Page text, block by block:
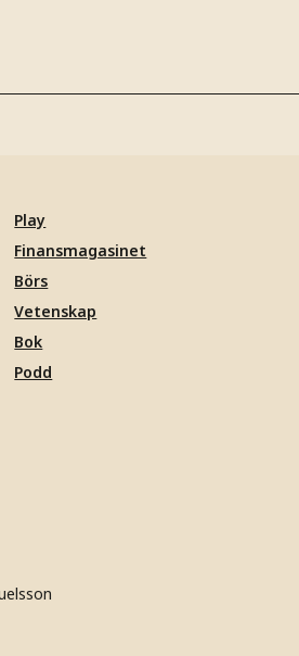
Play
Finansmagasinet
Börs
Vetenskap
Bok
Podd